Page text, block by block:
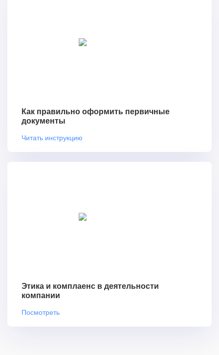
Как правильно оформить первичные
документы
Читать инструкцию
Этика и комплаенс в деятельности
компании
Посмотреть